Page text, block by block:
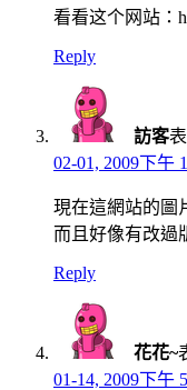
看看这个网站：
Reply
訪客
02-01, 2009下午
現在這網站的圖
而且好像有改過
Reply
花花~
01-14, 2009下午